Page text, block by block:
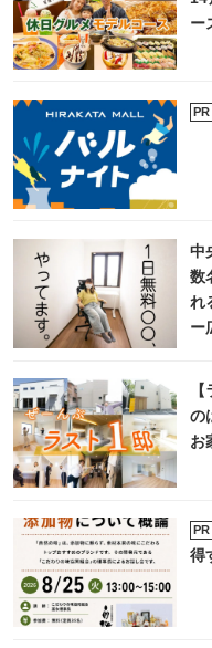
ー
PR
中
数
れ
ー
の
お
PR
得